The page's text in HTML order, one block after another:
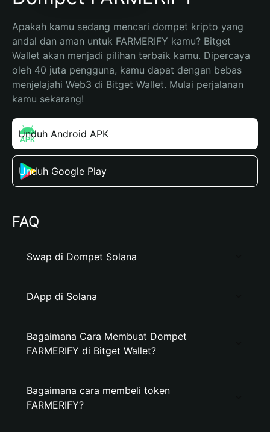
Apakah kamu sedang mencari dompet kripto yang
andal dan aman untuk FARMERIFY kamu? Bitget
Wallet akan menjadi pilihan terbaik kamu. Dipercaya
oleh 40 juta pengguna, kamu dapat dengan bebas
menjelajahi Web3 di Bitget Wallet. Mulai perjalanan
kamu sekarang!
Unduh Android APK
Unduh Google Play
FAQ
Swap di Dompet Solana
DApp di Solana
Bagaimana Cara Membuat Dompet
FARMERIFY di Bitget Wallet?
Bagaimana cara membeli token
FARMERIFY?